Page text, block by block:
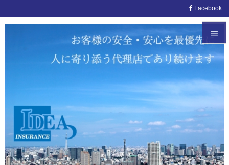


メニュ




Facebook